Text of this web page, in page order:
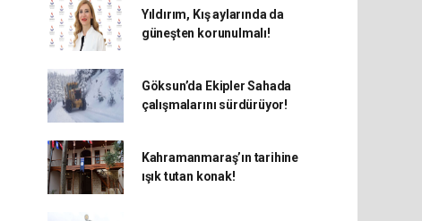
Yıldırım, Kış aylarında da
güneşten korunulmalı!
Göksun’da Ekipler Sahada
çalışmalarını sürdürüyor!
Kahramanmaraş’ın tarihine
ışık tutan konak!